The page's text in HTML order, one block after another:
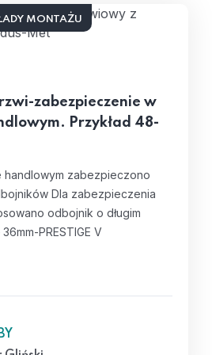
MONTAŻU
zabezpieczenie w
Przykład 48-
handlowym zabezpieczono
Dla zabezpieczenia
odbojnik o długim
PRESTIGE V